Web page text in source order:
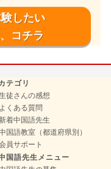
したい
コチラ
テゴリ
徒さんの感想
よくある質問
新着中国語先生
国語教室（都道府県別）
員サポート
国語先生メニュー